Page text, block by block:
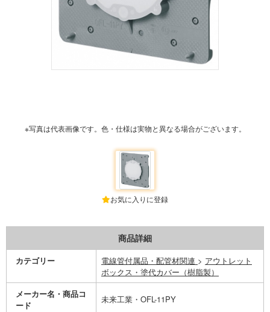
※写真は代表画像です。色・仕様は実物と異なる場合がございます。
お気に入りに登録
商品詳細
カテゴリー 電線管付属品・配管材関連 > アウトレット
ボックス・塗代カバー（樹脂製）
メーカー名・商品コ
ード
未来工業・OFL-11PY